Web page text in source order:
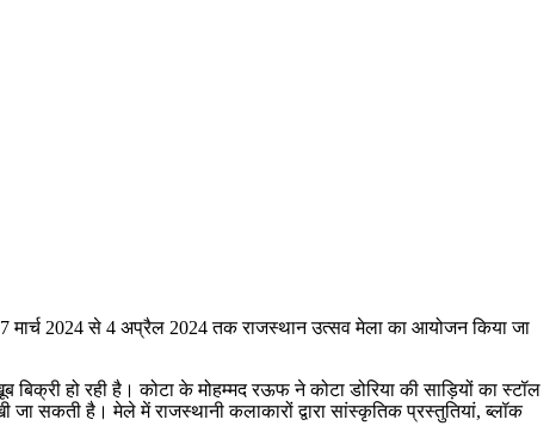
मार्च 2024 से 4 अप्रैल 2024 तक राजस्थान उत्सव मेला का आयोजन किया जा
हो रही है। कोटा के मोहम्मद रऊफ ने कोटा डोरिया की साड़ियों का स्टॉल
जा सकती है। मेले में राजस्थानी कलाकारों द्वारा सांस्कृतिक प्रस्तुतियां, ब्लॉक